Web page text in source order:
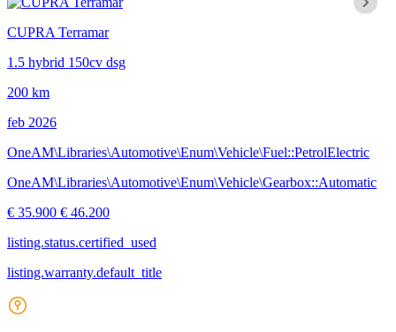
CUPRA Terramar
1.5 hybrid 150cv dsg
200 km
feb 2026
OneAM\Libraries\Automotive\Enum\Vehicle\Fuel::PetrolElectric
OneAM\Libraries\Automotive\Enum\Vehicle\Gearbox::Automatic
€ 35.900 € 46.200
listing.status.certified_used
listing.warranty.default_title